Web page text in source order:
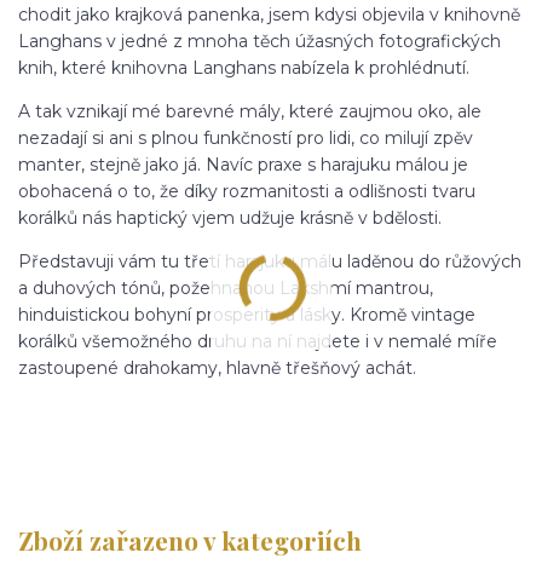
chodit jako krajková panenka, jsem kdysi objevila v knihovně
Langhans v jedné z mnoha těch úžasných fotografických
knih, které knihovna Langhans nabízela k prohlédnutí.
A tak vznikají mé barevné mály, které zaujmou oko, ale
nezadají si ani s plnou funkčností pro lidi, co milují zpěv
manter, stejně jako já. Navíc praxe s harajuku málou je
obohacená o to, že díky rozmanitosti a odlišnosti tvaru
korálků nás haptický vjem udžuje krásně v bdělosti.
Představuji vám tu třetí harajuku málu laděnou do růžových
a duhových tónů, požehnanou Lakshmí mantrou,
hinduistickou bohyní prosperity a lásky. Kromě vintage
korálků všemožného druhu na ní najdete i v nemalé míře
zastoupené drahokamy, hlavně třešňový achát.
Zboží zařazeno v kategoriích